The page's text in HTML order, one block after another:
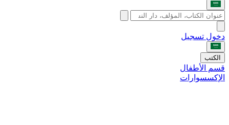
دخول تسجيل
الكتب
قسم الأطفال
الإكسسوارات